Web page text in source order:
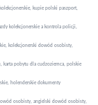
kupie polski paszport,
kolekcjonerskie a kontrola policji,
kolekcjonerski dowód osobisty,
karta pobytu dla cudzoziemca, polskie
holenderskie dokumenty
osobisty, angielski dowód osobisty,